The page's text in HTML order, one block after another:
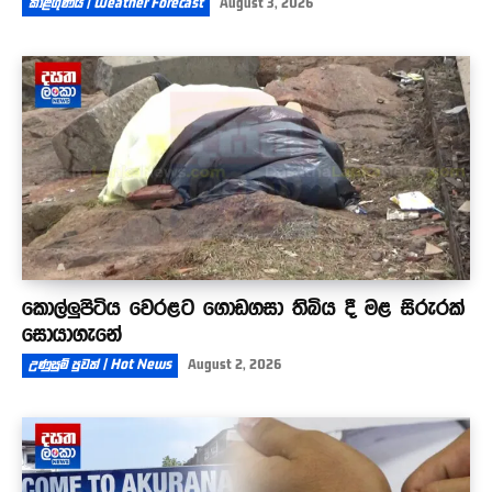
කාළගුණය | Weather Forecast August 3, 2026
කොල්ලුපිටිය වෙරළට ගොඩගසා තිබිය දී මළ සිරුරක්
සොයාගැනේ
උණුසුම් පුවත් | Hot News August 2, 2026